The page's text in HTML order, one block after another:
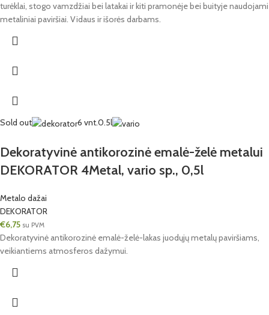
turėklai, stogo vamzdžiai bei latakai ir kiti pramonėje bei buityje naudojami
metaliniai paviršiai. Vidaus ir išorės darbams.
Sold out 6 vnt.0.5l
Dekoratyvinė antikorozinė emalė-želė metalui
DEKORATOR 4Metal, vario sp., 0,5l
Metalo dažai
DEKORATOR
€6,75 su PVM
Dekoratyvinė antikorozinė emalė-želė-lakas juodųjų metalų paviršiams,
veikiantiems atmosferos dažymui.